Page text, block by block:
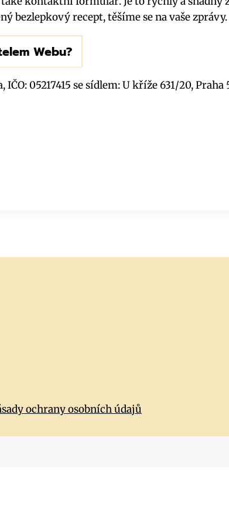
bezlepkový recept, těšíme se na vaše zprávy.
Webu?
05217415 se sídlem: U kříže 631/20, Praha
ochrany osobních údajů